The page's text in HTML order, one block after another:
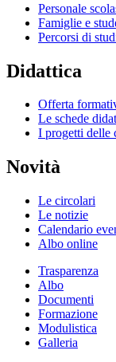
Personale
Famiglie e
Percorsi di
Didattica
Offerta
Le schede
I progetti delle
Novità
Le circolari
Le notizie
Calendario
Albo online
Trasparenza
Albo
Documenti
Formazione
Modulistica
Galleria